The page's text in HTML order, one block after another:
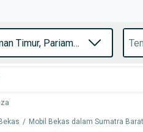
/ Mobil Bekas dalam Sumatra Barat